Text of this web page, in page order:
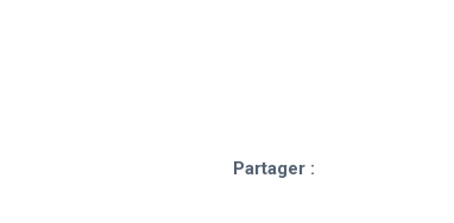
Partager :